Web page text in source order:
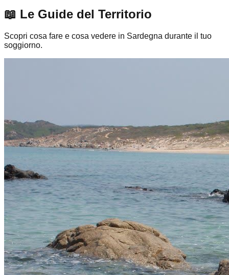
📖 Le Guide del Territorio
Scopri cosa fare e cosa vedere in Sardegna durante il tuo
soggiorno.